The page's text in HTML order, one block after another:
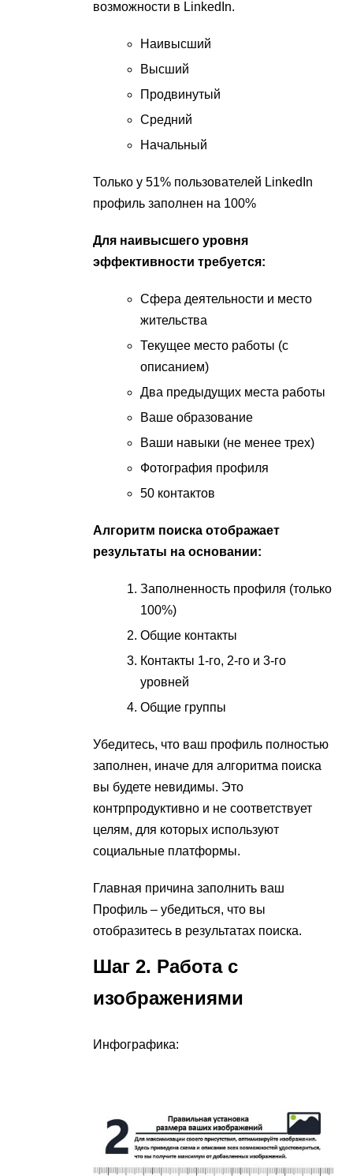
возможности в LinkedIn.
Наивысший
Высший
Продвинутый
Средний
Начальный
Только у 51% пользователей LinkedIn
профиль заполнен на 100%
Для наивысшего уровня
эффективности требуется:
Сфера деятельности и место
жительства
Текущее место работы (с
описанием)
Два предыдущих места работы
Ваше образование
Ваши навыки (не менее трех)
Фотография профиля
50 контактов
Алгоритм поиска отображает
результаты на основании:
Заполненность профиля (только
100%)
Общие контакты
Контакты 1-го, 2-го и 3-го
уровней
Общие группы
Убедитесь, что ваш профиль полностью
заполнен, иначе для алгоритма поиска
вы будете невидимы. Это
контрпродуктивно и не соответствует
целям, для которых используют
социальные платформы.
Главная причина заполнить ваш
Профиль – убедиться, что вы
отобразитесь в результатах поиска.
Шаг 2. Работа с
изображениями
Инфографика: